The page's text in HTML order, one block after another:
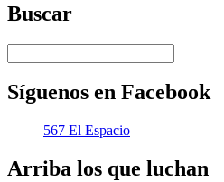
Buscar
Síguenos en Facebook
567 El Espacio
Arriba los que luchan